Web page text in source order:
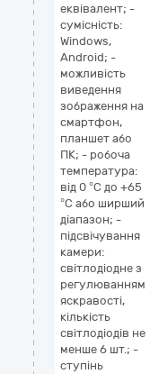
еквівалент; -
сумісність:
Windows,
Android; -
можливість
виведення
зображення на
смартфон,
планшет або
ПК; - робоча
температура:
від 0 °С до +65
°С або ширший
діапазон; -
підсвічування
камери:
світлодіодне з
регулюванням
яскравості,
кількість
світлодіодів не
менше 6 шт.; -
ступінь